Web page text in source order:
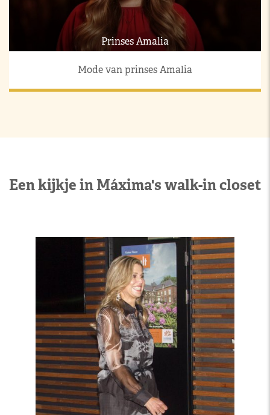
Prinses Amalia
Mode van prinses Amalia
Een kijkje in Máxima's walk-in closet